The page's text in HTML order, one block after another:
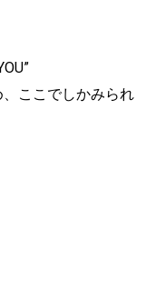
ここでしかみられ